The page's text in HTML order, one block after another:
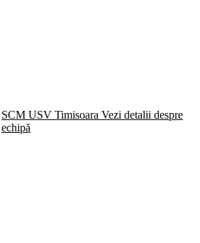
SCM USV Timisoara Vezi detalii despre
echipă